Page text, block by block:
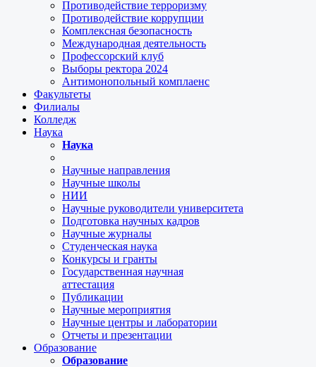
Противодействие терроризму
Противодействие коррупции
Комплексная безопасность
Международная деятельность
Профессорский клуб
Выборы ректора 2024
Антимонопольный комплаенс
Факультеты
Филиалы
Колледж
Наука
Наука
Научные направления
Научные школы
НИИ
Научные руководители университета
Подготовка научных кадров
Научные журналы
Студенческая наука
Конкурсы и гранты
Государственная научная
аттестация
Публикации
Научные мероприятия
Научные центры и лаборатории
Отчеты и презентации
Образование
Образование